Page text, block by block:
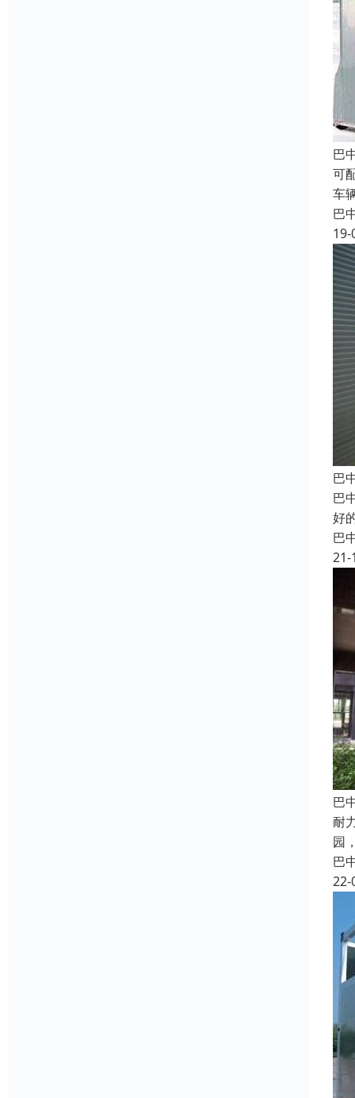
巴
可
车
巴
19-
巴
巴
好
巴
21-
巴
耐
园
巴
22-